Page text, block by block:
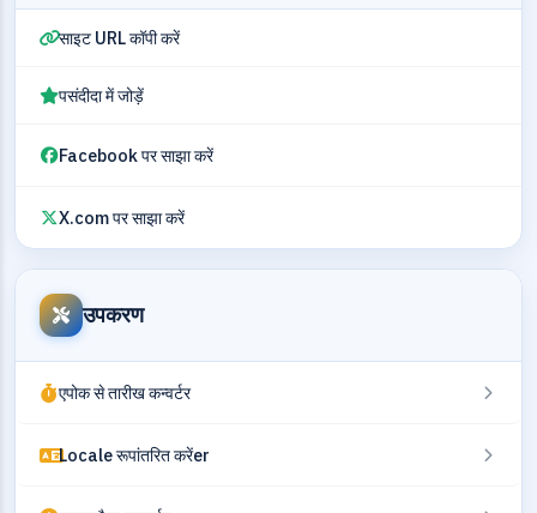
साइट URL कॉपी करें
पसंदीदा में जोड़ें
Facebook पर साझा करें
X.com पर साझा करें
उपकरण
एपोक से तारीख कन्वर्टर
Locale रूपांतरित करेंer